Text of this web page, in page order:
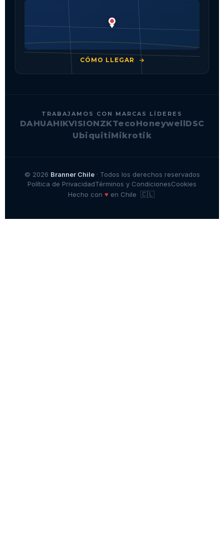
CÓMO LLEGAR
TRABAJAMOS CON MARCAS LÍDERES
DAHUAHIKVISIONZKTecoHoneywellDSC
UbiquitiMikrotik
© 2026 Branner Chile· Todos los derechos reservados
Política de PrivacidadTérminos y CondicionesCookies
Hecho con ♥en Chile 🇨🇱